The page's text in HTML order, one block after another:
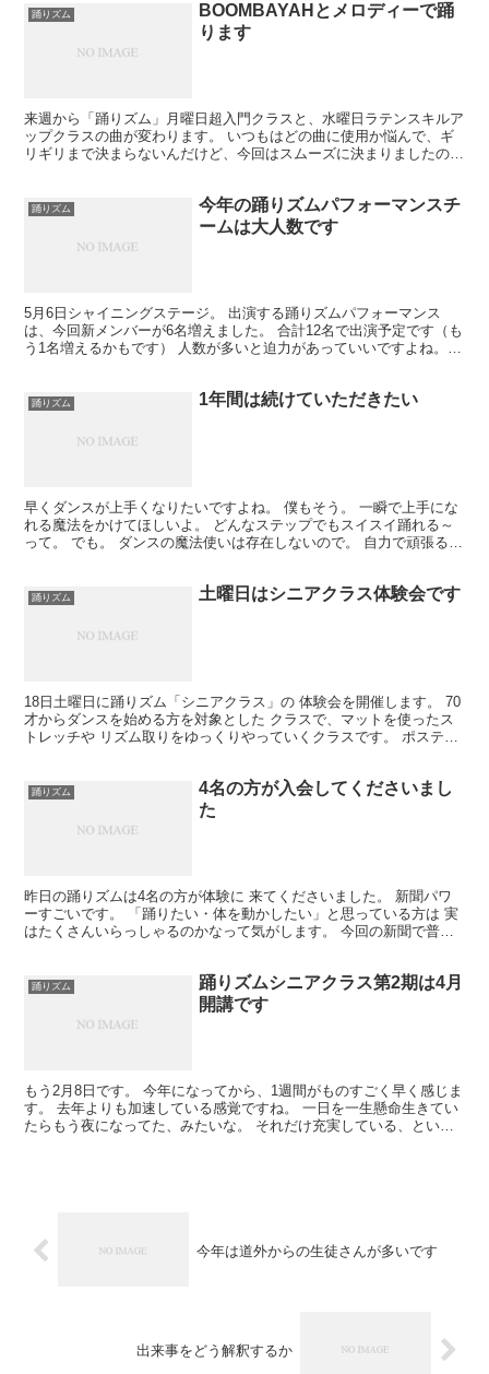
踊りズム
BOOMBAYAHとメロディーで踊
ります
来週から「踊りズム」月曜日超入門クラスと、水曜日ラテンスキルア
ップクラスの曲が変わります。 いつもはどの曲に使用か悩んで、ギ
リギリまで決まらないんだけど、今回はスムーズに決まりましたの
踊りズム
今年の踊りズムパフォーマンスチ
ームは大人数です
5月6日シャイニングステージ。 出演する踊りズムパフォーマンス
は、今回新メンバーが6名増えました。 合計12名で出演予定です（も
う1名増えるかもです） 人数が多いと迫力があっていいですよね。
踊りズム 1年間は続けていただきたい
早くダンスが上手くなりたいですよね。 僕もそう。 一瞬で上手にな
れる魔法をかけてほしいよ。 どんなステップでもスイスイ踊れる～
って。 でも。 ダンスの魔法使いは存在しないので。 自力で頑張るし
踊りズム 土曜日はシニアクラス体験会です
18日土曜日に踊りズム「シニアクラス」の 体験会を開催します。 70
才からダンスを始める方を対象とした クラスで、マットを使ったス
トレッチや リズム取りをゆっくりやっていくクラスです。 ポスティ
踊りズム
4名の方が入会してくださいまし
た
昨日の踊りズムは4名の方が体験に 来てくださいました。 新聞パワ
ーすごいです。 「踊りたい・体を動かしたい」と思っている方は 実
はたくさんいらっしゃるのかなって気がします。 今回の新聞で普段
踊りズム
踊りズムシニアクラス第2期は4月
開講です
もう2月8日です。 今年になってから、1週間がものすごく早く感じま
す。 去年よりも加速している感覚ですね。 一日を一生懸命生きてい
たらもう夜になってた、みたいな。 それだけ充実している、という
今年は道外からの生徒さんが多いです
出来事をどう解釈するか